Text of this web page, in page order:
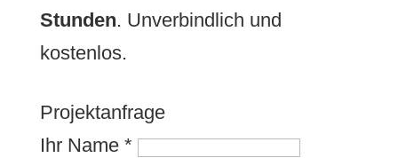
Stunden. Unverbindlich und
kostenlos.
Projektanfrage
Ihr Name *